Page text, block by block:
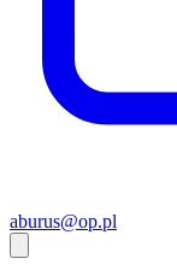
aburus@op.pl